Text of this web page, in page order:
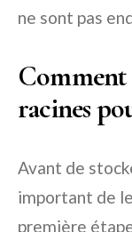
ne sont pas
Comment
racines
Avant de
important de
première